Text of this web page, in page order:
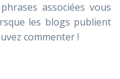
associées vous
les blogs publient
commenter !